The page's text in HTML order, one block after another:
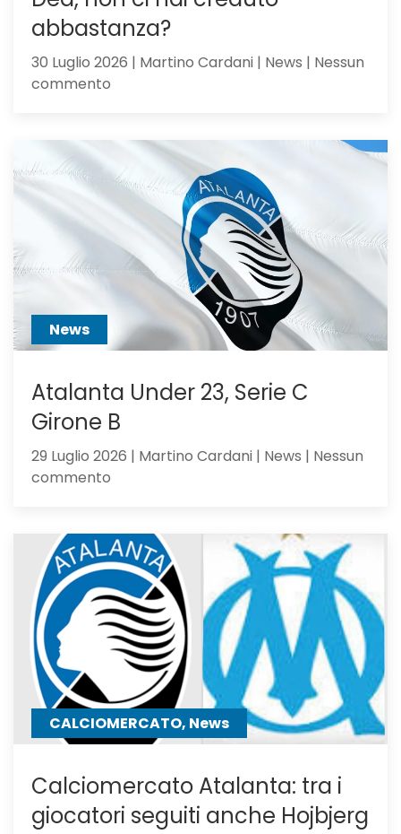
abbastanza?
30 Luglio 2026 | Martino Cardani | News | Nessun
commento
alla
Juventus:
Dea,
non
hai
creduto
abbastanza?
News
Atalanta Under 23, Serie C
Girone B
29 Luglio 2026 | Martino Cardani | News | Nessun
commento
23,
Serie
C
Girone
B
CALCIOMERCATO, News
Calciomercato Atalanta: tra i
giocatori seguiti anche Hojbjerg